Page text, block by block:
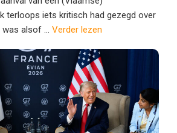
terloops iets kritisch had gezegd over
alsof ... Verder lezen